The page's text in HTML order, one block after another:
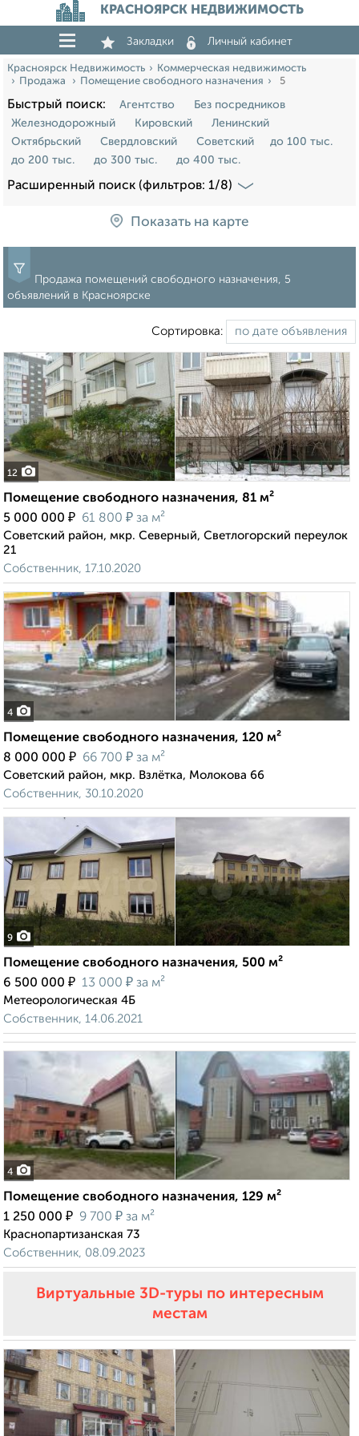
КРАСНОЯРСК НЕДВИЖИМОСТЬ
Закладки Личный кабинет
Красноярск Недвижимость
Коммерческая недвижимость
Продажа
Помещение свободного назначения 5
Быстрый поиск: Агентство
Без посредников
Железнодорожный
Кировский
Ленинский
Октябрьский
Свердловский Советский
до 100 тыс.
до 200 тыс.
до 300 тыс. до 400 тыс.
Расширенный поиск (фильтров: 1/8)
Показать на карте
Продажа помещений свободного назначения, 5
объявлений в Красноярске
Сортировка:
12
Помещение свободного назначения, 81 м²
5 000 000 ₽ 61 800 ₽ за м²
Советский район, мкр. Северный, Светлогорский переулок
21
Собственник, 17.10.2020
4
Помещение свободного назначения, 120 м²
8 000 000 ₽ 66 700 ₽ за м²
Советский район, мкр. Взлётка, Молокова 66
Собственник, 30.10.2020
9
Помещение свободного назначения, 500 м²
6 500 000 ₽ 13 000 ₽ за м²
Метеорологическая 4Б
Собственник, 14.06.2021
4
Помещение свободного назначения, 129 м²
1 250 000 ₽ 9 700 ₽ за м²
Краснопартизанская 73
Собственник, 08.09.2023
Виртуальные 3D-туры по интересным
местам